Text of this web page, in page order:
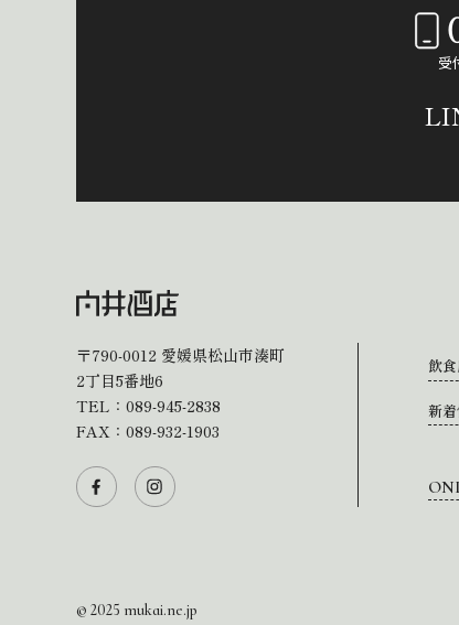
受
〒790-0012 愛媛県松山市湊町
2丁目5番地6
TEL： 089-945-2838
FAX：089-932-1903
飲
新
© 2025 mukai.ne.jp